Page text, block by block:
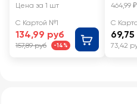
Цена за 1 шт
С Картой №1
134,99 руб
157,89 руб -14%
464,99
С
73,42